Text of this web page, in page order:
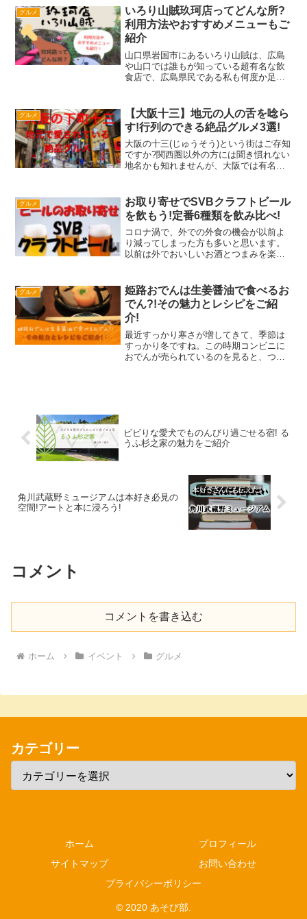
ス２位 家族の誕生日３位 自分の誕生
日やっぱりケーキは、イベ...
グルメ
いろり山賊玖珂店ってどんな所?
利用方法やおすすめメニューもご
紹介
山口県岩国市にあるいろり山賊は、広島
や山口では誰もが知っている超有名な飲
食店で、広島県民である私も何度か足を
ていますよ。いろり山賊・竈（かま
ど）・桃李庵（とうりあん）...
グルメ
【大阪十三】地元の人の舌を唸ら
す!行列のできる絶品グルメ3選!
大阪の十三(じゅうそう)という街はご存知
ですか?関西圏以外の方には聞き慣れない
地名かも知れませんが、大阪では有名な
でも２駅いうアクセスの良さです。新大
阪駅と同じ淀川区内...
グルメ
お取り寄せでSVBクラフトビール
を飲もう!定番6種類を飲み比べ!
コロナ渦で、外での外食の機会が以前よ
り減ってしまった方も多いと思います。
以前は外でおいしいお酒とつまみを楽し
いね。だいたいいつも同じものを飲むこ
とになってしまって飽きて...
グルメ
姫路おでんは生姜醤油で食べるお
でん?!その魅力とレシピをご紹
介!
最近すっかり寒さが増してきて、季節は
すっかり冬ですね。この時期コンビニに
おでんが売られているのを見ると、つい
ビビりな愛犬でものんびり過ごせる宿! る
うふ杉之家の魅力をご紹介
角川武蔵野ミュージアムは本好き必見の
空間!アートと本に浸ろう!
コメント
コメントを書き込む
ホーム イベント グルメ
カテゴリー
ホーム
プロフィール
サイトマップ
お問い合わせ
プライバシーポリシー
© 2020 あそび部.